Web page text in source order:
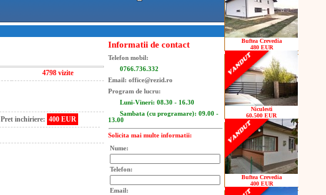
4798 vizite
Pret inchiriere: 400 EUR
Informatii de contact
Telefon mobil:
0766.736.332
Email: office@rezid.ro
Program de lucru:
Luni-Vineri: 08.30 - 16.30
Sambata (cu programare): 09.00 -
13.00
Solicita mai multe informatii:
Nume:
Telefon:
Email:
Buftea Crevedia
480 EUR
Niculesti
60.500 EUR
Buftea Crevedia
400 EUR